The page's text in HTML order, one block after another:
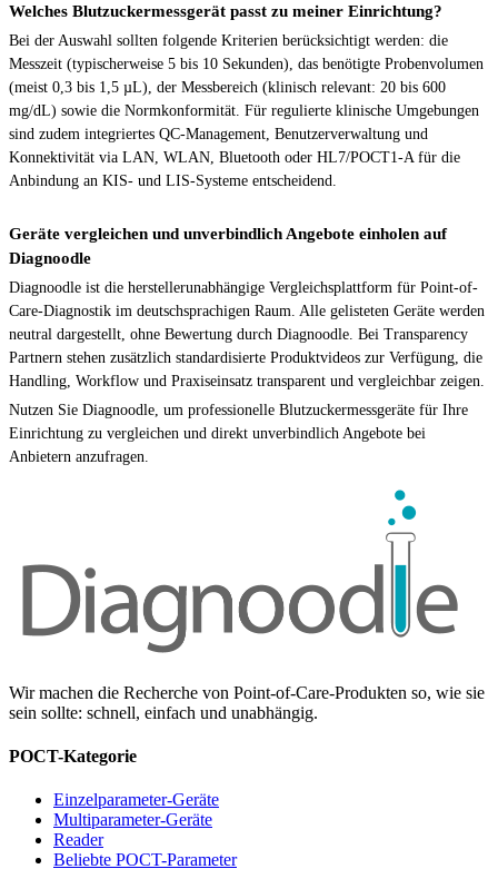
Welches Blutzuckermessgerät passt zu meiner Einrichtung?
Bei der Auswahl sollten folgende Kriterien berücksichtigt werden: die
Messzeit (typischerweise 5 bis 10 Sekunden), das benötigte Probenvolumen
(meist 0,3 bis 1,5 µL), der Messbereich (klinisch relevant: 20 bis 600
mg/dL) sowie die Normkonformität. Für regulierte klinische Umgebungen
sind zudem integriertes QC-Management, Benutzerverwaltung und
Konnektivität via LAN, WLAN, Bluetooth oder HL7/POCT1-A für die
Anbindung an KIS- und LIS-Systeme entscheidend.
Geräte vergleichen und unverbindlich Angebote einholen auf
Diagnoodle
Diagnoodle ist die herstellerunabhängige Vergleichsplattform für Point-of-
Care-Diagnostik im deutschsprachigen Raum. Alle gelisteten Geräte werden
neutral dargestellt, ohne Bewertung durch Diagnoodle. Bei Transparency
Partnern stehen zusätzlich standardisierte Produktvideos zur Verfügung, die
Handling, Workflow und Praxiseinsatz transparent und vergleichbar zeigen.
Nutzen Sie Diagnoodle, um professionelle Blutzuckermessgeräte für Ihre
Einrichtung zu vergleichen und direkt unverbindlich Angebote bei
Anbietern anzufragen.
Wir machen die Recherche von Point-of-Care-Produkten so, wie sie
sein sollte: schnell, einfach und unabhängig.
POCT-Kategorie
Einzelparameter-Geräte
Multiparameter-Geräte
Reader
Beliebte POCT-Parameter